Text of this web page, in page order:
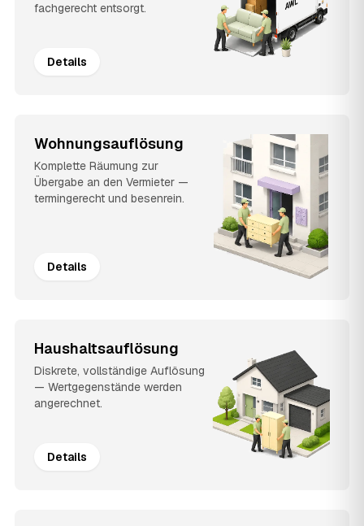
fachgerecht entsorgt.
Details
Wohnungsauflösung
Komplette Räumung zur
Übergabe an den Vermieter —
termingerecht und besenrein.
Details
Haushaltsauflösung
Diskrete, vollständige Auflösung
— Wertgegenstände werden
angerechnet.
Details